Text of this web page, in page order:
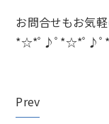
お問合せもお気
*☆*ﾟ♪ﾟ*☆*ﾟ♪
Prev